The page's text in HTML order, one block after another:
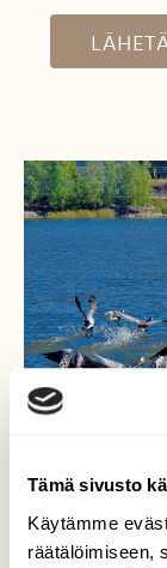
Tämä sivusto
Käytämme
räätälöimiseen,